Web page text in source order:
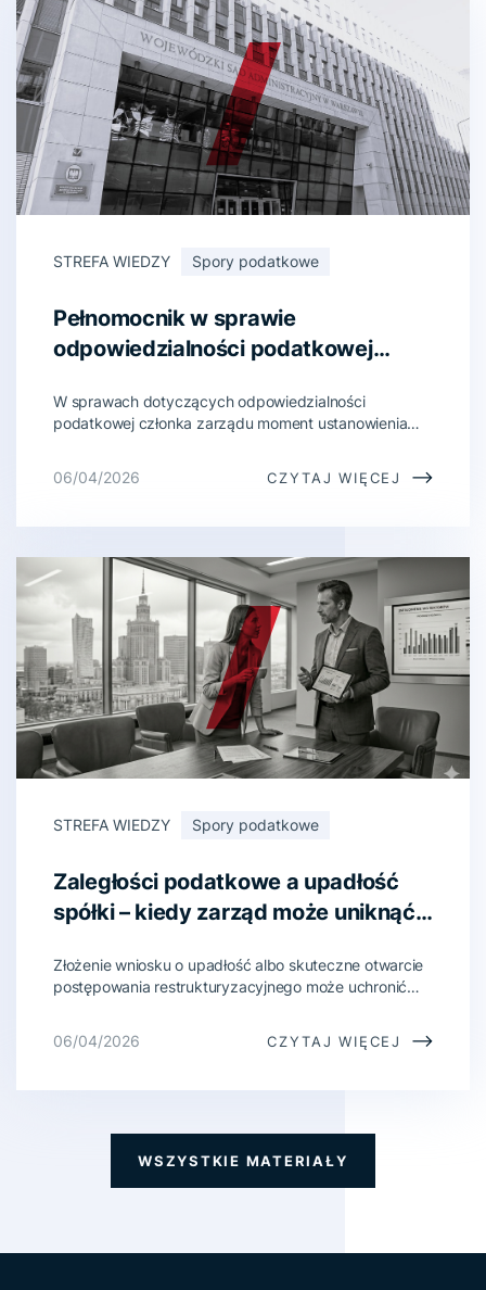
STREFA WIEDZY Spory podatkowe
Pełnomocnik w sprawie
odpowiedzialności podatkowej
działać od razu?
W sprawach dotyczących odpowiedzialności
podatkowej członka zarządu moment ustanowienia
adwokat lub radca prawny tym większa szansa na
wychwycenie błędów organu już na etapie kontroli,
postępowan...
06/04/2026 CZYTAJ WIĘCEJ
STREFA WIEDZY Spory podatkowe
Zaległości podatkowe a upadłość
spółki – kiedy zarząd może uniknąć
Złożenie wniosku o upadłość albo skuteczne otwarcie
postępowania restrukturyzacyjnego może uchronić
nastąpi we właściwym czasie. W sprawach z art. 116
przesłanek egzoneracyjnych. Sam fakt późniejszej
06/04/2026 CZYTAJ WIĘCEJ
WSZYSTKIE MATERIAŁY